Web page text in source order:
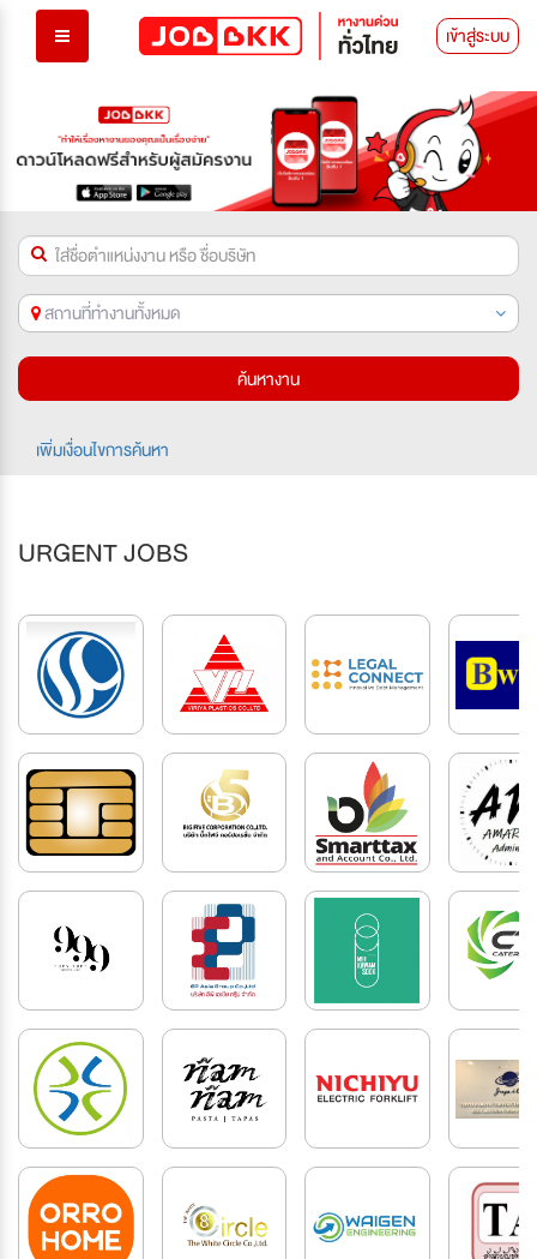
เข้าสู่ระบบ
สถานที่ทำงานทั้งหมด
ค้นหางาน
เพิ่มเงื่อนไขการค้นหา
URGENT JOBS